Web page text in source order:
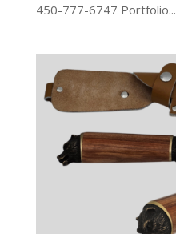
450-777-6747 Portfolio...